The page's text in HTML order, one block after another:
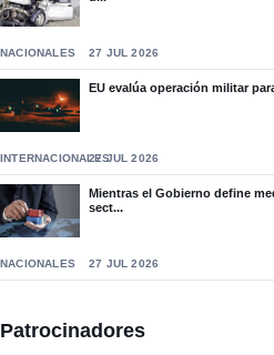
NACIONALES 27 JUL 2026
EU evalúa operación militar
INTERNACIONALES27 JUL 2026
Mientras el Gobierno define
sect...
NACIONALES 27 JUL 2026
Patrocinadores